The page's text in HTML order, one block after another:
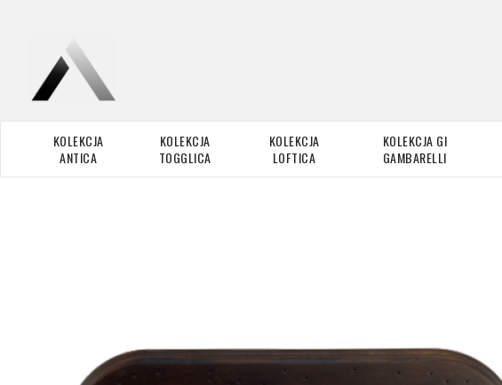
KOLEKCJA
ANTICA
KOLEKCJA
TOGGLICA
KOLEKCJA
LOFTICA
KOLEKCJA GI
GAMBARELLI